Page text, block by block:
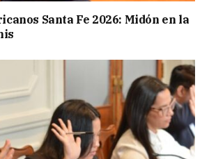
Santa Fe 2026: Midón en la